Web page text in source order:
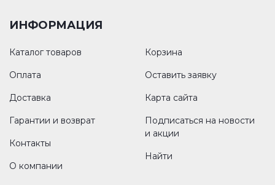
ИНФОРМАЦИЯ
Каталог товаров
Оплата
Доставка
Гарантии и возврат
Контакты
О компании
Корзина
Оставить заявку
Карта сайта
Подписаться на новости
и акции
Найти